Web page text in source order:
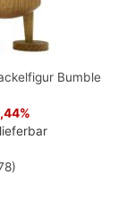
Bumble